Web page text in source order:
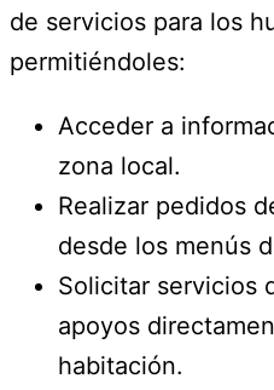
de servicios para los
permitiéndoles:
Acceder a
zona local.
Realizar pedidos
desde los menús
Solicitar servicios
apoyos
habitación.